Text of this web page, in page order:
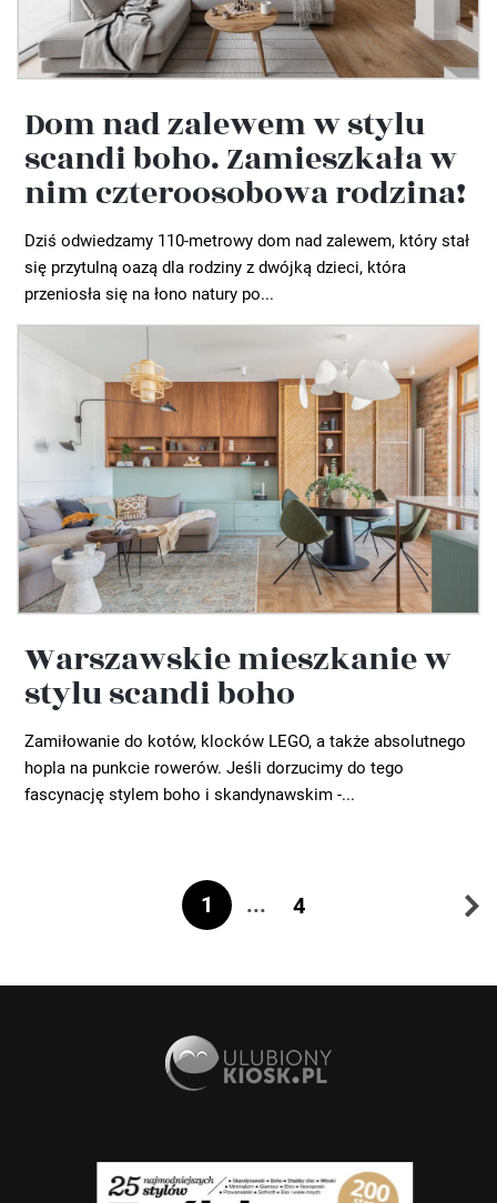
Dom nad zalewem w stylu
scandi boho. Zamieszkała w
nim czteroosobowa rodzina!
Dziś odwiedzamy 110-metrowy dom nad zalewem, który stał
się przytulną oazą dla rodziny z dwójką dzieci, która
przeniosła się na łono natury po...
Warszawskie mieszkanie w
stylu scandi boho
Zamiłowanie do kotów, klocków LEGO, a także absolutnego
hopla na punkcie rowerów. Jeśli dorzucimy do tego
fascynację stylem boho i skandynawskim -...
1 ... 4